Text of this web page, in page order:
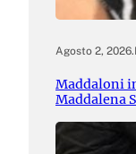
Agosto 2, 2026.
Maddaloni
Maddalena